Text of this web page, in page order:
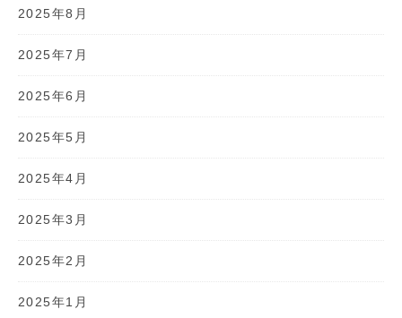
2025年8月
2025年7月
2025年6月
2025年5月
2025年4月
2025年3月
2025年2月
2025年1月